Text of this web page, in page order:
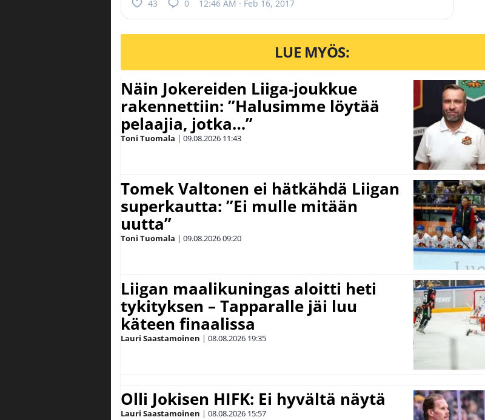
43 0 12:46 AM · Feb 16, 2017
LUE MYÖS:
Näin Jokereiden Liiga-joukkue
rakennettiin: ”Halusimme löytää
pelaajia, jotka…”
Toni Tuomala | 09.08.2026 11:43
Tomek Valtonen ei hätkähdä Liigan
superkautta: ”Ei mulle mitään
uutta”
Toni Tuomala | 09.08.202609:20
Liigan maalikuningas aloitti heti
tykityksen – Tapparalle jäi luu
käteen finaalissa
Lauri Saastamoinen | 08.08.2026 19:35
Olli Jokisen HIFK: Ei hyvältä näytä
Lauri Saastamoinen | 08.08.2026 15:57